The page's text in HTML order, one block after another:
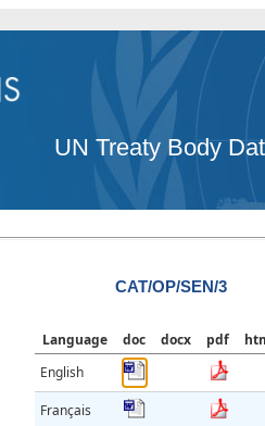
UN Treaty Body
CAT/OP/SEN/3
Language doc docx pdf
English
Français